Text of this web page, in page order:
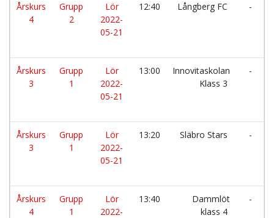
Årskurs
4
Grupp
2
Lör
2022-
05-21
12:40 Långberg FC -
Årskurs
3
Grupp
1
Lör
2022-
05-21
13:00
Innovitaskolan
Klass 3
-
Årskurs
3
Grupp
1
Lör
2022-
05-21
13:20 Släbro Stars -
Årskurs
4
Grupp
1
Lör
2022-
13:40
Dammlöt
klass 4
-